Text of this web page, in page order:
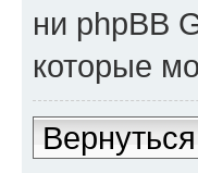
ни phpBB
которые